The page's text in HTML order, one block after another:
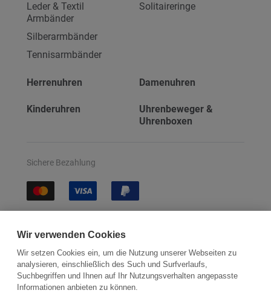
Leder & Textil
Armbänder
Silberarmbänder
Tennisarmbänder
Solitaireringe
Herrenuhren Damenuhren
Kinderuhren
Uhrenbeweger &
Uhrenboxen
Sichere Bezahlung
Wir verwenden Cookies
Wir setzen Cookies ein, um die Nutzung unserer Webseiten zu
analysieren, einschließlich des Such und Surfverlaufs,
Suchbegriffen und Ihnen auf Ihr Nutzungsverhalten angepasste
Informationen anbieten zu können.